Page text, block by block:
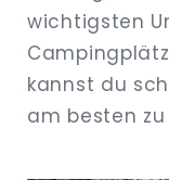
wichtigsten
kannst du
am besten